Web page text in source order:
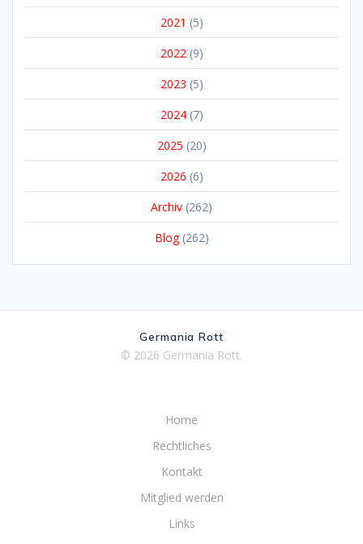
2021 (5)
2022(9)
2023 (5)
2024(7)
2025 (20)
2026 (6)
Archiv (262)
Blog(262)
Germania Rott
© 2026 Germania Rott.
Home
Rechtliches
Kontakt
Mitglied werden
Links